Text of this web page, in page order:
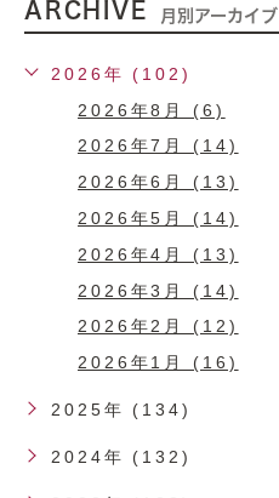
ARCHIVE 月別アーカイブ
2026年 (102)
2026年8月 (6)
2026年7月 (14)
2026年6月 (13)
2026年5月 (14)
2026年4月 (13)
2026年3月 (14)
2026年2月 (12)
2026年1月 (16)
2025年 (134)
2024年 (132)